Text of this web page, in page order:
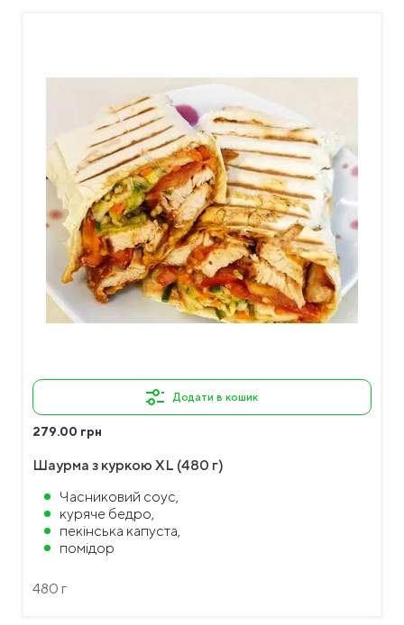
Додати в кошик
279.00 грн
Шаурма з куркою XL (480 г)
Часниковий соус,
куряче бедро,
пекінська капуста,
помідор
480 г